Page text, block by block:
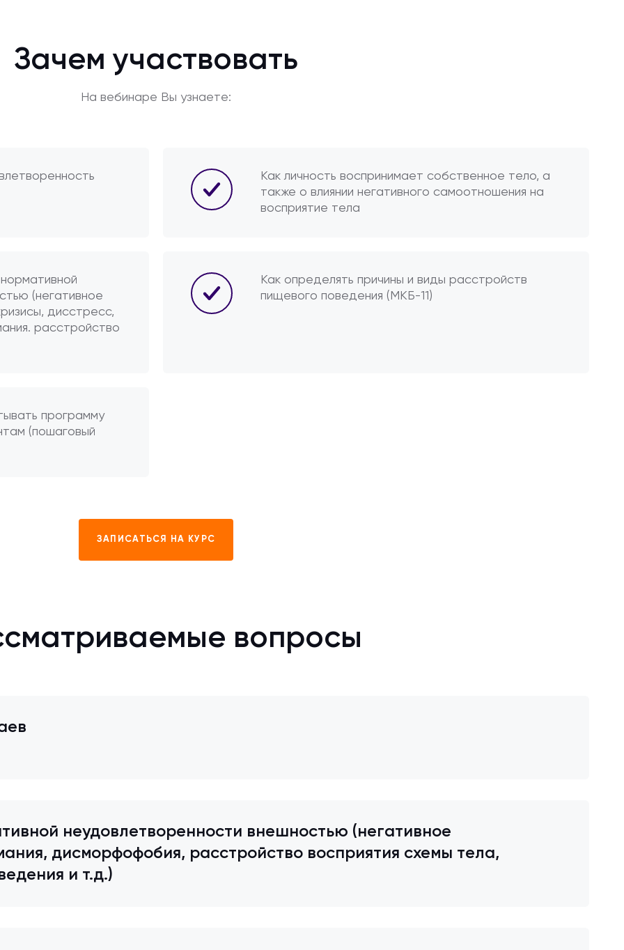
Зачем участвовать
На вебинаре Вы узнаете:
Как личность воспринимает собственное тело, а
также о влиянии негативного самоотношения на
восприятие тела
(негативное
дисстресс,
расстройство
Как определять причины и виды расстройств
пищевого поведения (МКБ-11)
программу
(пошаговый
ЗАПИСАТЬСЯ НА КУРС
вопросы
неудовлетворенности внешностью (негативное
дисморфофобия, расстройство восприятия схемы тела,
и т.д.)